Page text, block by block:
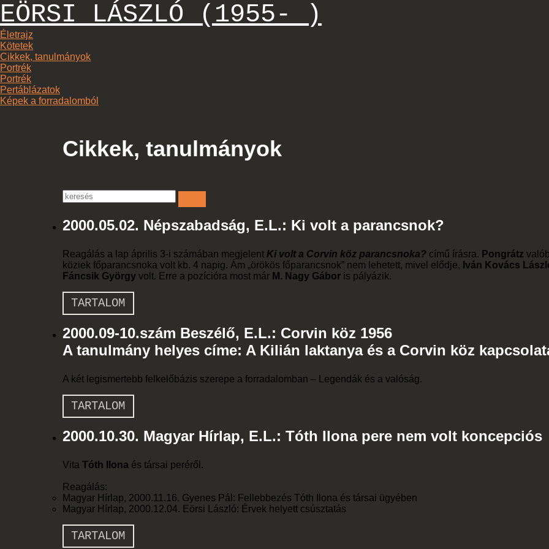
EÖRSI LÁSZLÓ (1955- )
Életrajz
Kötetek
Cikkek, tanulmányok
Portrék
Portrék
Pertáblázatok
Képek a forradalomból
Cikkek, tanulmányok
2000.05.02. Népszabadság, E.L.: Ki volt a parancsnok?
Reagálás a lap április 3-i számában megjelent Ki volt a Corvin köz parancsnoka? című írásra. Pongrátz
köziek főparancsnoka volt kb. 4 napig. Ám „örökös főparancsnok” nem lehetett, mivel elődje, Iván Kovács
Fáncsik György volt. Erre a pozícióra most már M. Nagy Gábor is pályázik.
TARTALOM
2000.09-10.szám Beszélő, E.L.: Corvin köz 1956
A tanulmány helyes címe: A Kilián laktanya és a Corvin köz
A két legismertebb felkelőbázis szerepe a forradalomban – Legendák és a valóság.
TARTALOM
2000.10.30. Magyar Hírlap, E.L.: Tóth Ilona pere nem volt koncepciós
Vita Tóth Ilona és társai peréről.
Reagálás:
Magyar Hírlap, 2000.11.16. Gyenes Pál: Fellebbezés Tóth Ilona és társai ügyében
Magyar Hírlap, 2000.12.04. Eörsi László: Érvek helyett csúsztatás
TARTALOM